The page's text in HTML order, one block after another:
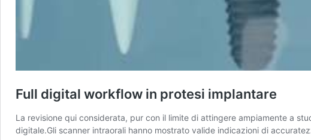
Full digital workflow in protesi implantare
La revisione qui considerata, pur con il limite di attingere ampiamente a
digitale.Gli scanner intraorali hanno mostrato valide indicazioni di